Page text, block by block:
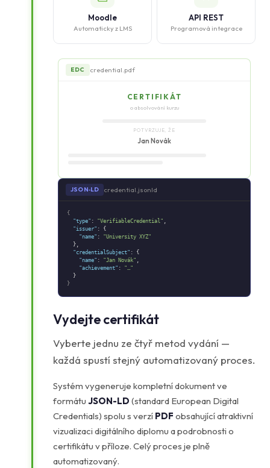
Moodle
Automaticky z LMS
API REST
Programová integrace
EDC credential.pdf
CERTIFIKÁT
o absolvování kurzu
POTVRZUJE, ŽE
Jan Novák
JSON‑LD credential.jsonld
{
"type" : "VerifiableCredential" ,
"issuer" : {
"name" : "University XYZ"
},
"credentialSubject" : {
"name" : "Jan Novák" ,
"achievement" : "…"
}
}
Vydejte certifikát
Vyberte jednu ze čtyř metod vydání —
každá spustí stejný automatizovaný proces.
Systém vygeneruje kompletní dokument ve
formátu JSON-LD (standard European Digital
Credentials) spolu s verzí PDF obsahující atraktivní
vizualizaci digitálního diplomu a podrobnosti o
certifikátu v příloze. Celý proces je plně
automatizovaný.